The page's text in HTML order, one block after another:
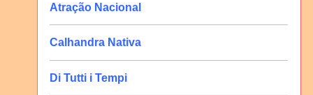
Atração Nacional
Calhandra Nativa
Di Tutti i Tempi